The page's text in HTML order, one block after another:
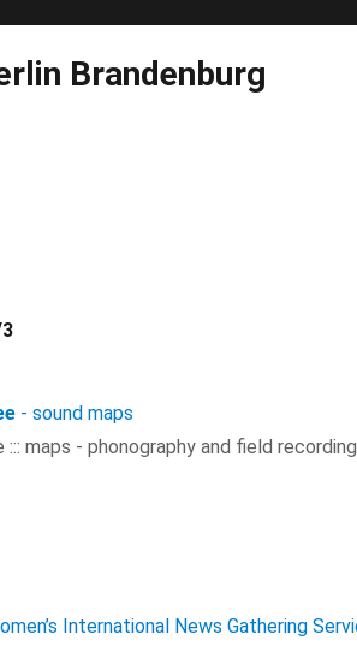
Brandenburg
- sound maps
::: maps - phonography and field
International News Gathering